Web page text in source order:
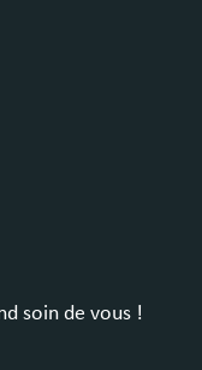
soin de vous !